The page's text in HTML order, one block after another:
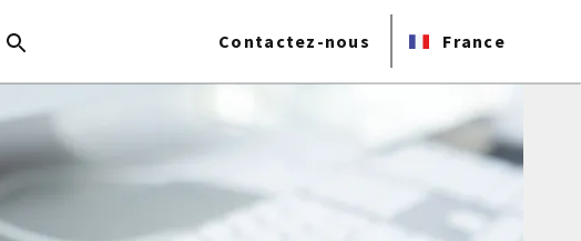
Contactez-nous France